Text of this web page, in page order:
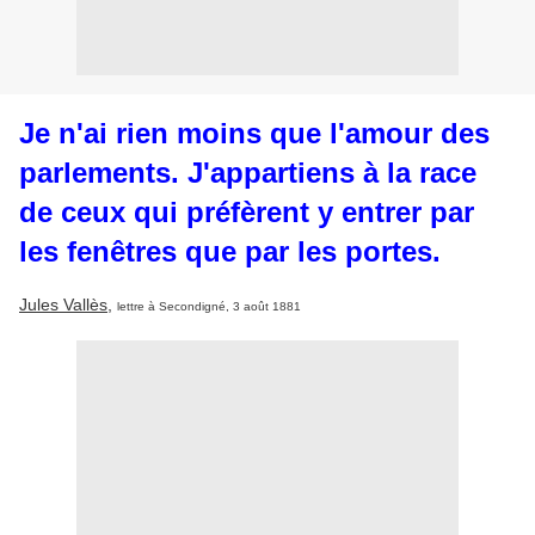
Je n'ai rien moins que l'amour des
parlements. J'appartiens à la race
de ceux qui préfèrent y entrer par
les fenêtres que par les portes.
Jules Vallès lettre à Secondigné, 3 août 1881